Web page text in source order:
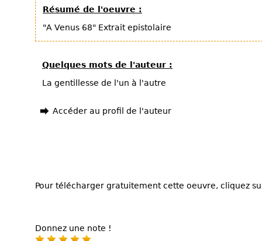
Résumé de l'oeuvre :
"A Venus 68" Extrait epistolaire
Quelques mots de l'auteur :
La gentillesse de l'un à l'autre
Accéder au profil de l'auteur
Pour télécharger gratuitement cette oeuvre, cliquez
Donnez une note !